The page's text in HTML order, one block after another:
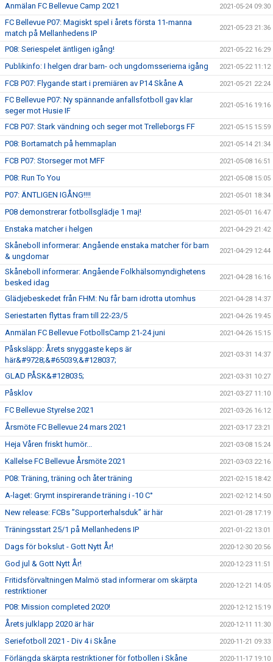
Anmälan FC Bellevue Camp 2021 2021-05-24 09:30
FC Bellevue P07: Magiskt spel i årets första 11-manna
match på Mellanhedens IP
2021-05-23 21:36
P08: Seriespelet äntligen igång! 2021-05-22 16:29
Publikinfo: I helgen drar barn- och ungdomsserierna igång 2021-05-22 11:12
FCB P07: Flygande start i premiären av P14 Skåne A 2021-05-21 22:24
FC Bellevue P07: Ny spännande anfallsfotboll gav klar
seger mot Husie IF
2021-05-16 19:16
FCB P07: Stark vändning och seger mot Trelleborgs FF 2021-05-15 15:59
P08: Bortamatch på hemmaplan 2021-05-14 21:34
FCB P07: Storseger mot MFF 2021-05-08 16:51
P08: Run To You 2021-05-08 15:05
P07: ÄNTLIGEN IGÅNG!!!! 2021-05-01 18:34
P08 demonstrerar fotbollsglädje 1 maj! 2021-05-01 16:47
Enstaka matcher i helgen 2021-04-29 21:42
Skåneboll informerar: Angående enstaka matcher för barn
& ungdomar
2021-04-29 12:44
Skåneboll informerar: Angående Folkhälsomyndighetens
besked idag
2021-04-28 16:16
Glädjebeskedet från FHM: Nu får barn idrotta utomhus 2021-04-28 14:37
Seriestarten flyttas fram till 22-23/5 2021-04-26 19:45
Anmälan FC Bellevue FotbollsCamp 21-24 juni 2021-04-26 15:15
Påsksläpp: Årets snyggaste keps är
här&#9728;&#65039;&#128037;
2021-03-31 14:37
GLAD PÅSK&#128035; 2021-03-31 10:27
Påsklov 2021-03-27 11:10
FC Bellevue Styrelse 2021 2021-03-26 16:12
Årsmöte FC Bellevue 24 mars 2021 2021-03-17 23:21
Heja Våren friskt humör... 2021-03-08 15:24
Kallelse FC Bellevue Årsmöte 2021 2021-03-03 22:16
P08: Träning, träning och åter träning 2021-02-15 18:42
A-laget: Grymt inspirerande träning i -10 C° 2021-02-12 14:50
New release: FCBs ”Supporterhalsduk” är här 2021-01-28 17:19
Träningsstart 25/1 på Mellanhedens IP 2021-01-22 13:01
Dags för bokslut - Gott Nytt År! 2020-12-30 20:56
God jul & Gott Nytt År! 2020-12-23 11:51
Fritidsförvaltningen Malmö stad informerar om skärpta
restriktioner
2020-12-21 14:05
P08: Mission completed 2020! 2020-12-12 15:19
Årets julklapp 2020 är här 2020-12-11 11:30
Seriefotboll 2021 - Div 4 i Skåne 2020-11-21 09:33
Förlängda skärpta restriktioner för fotbollen i Skåne 2020-11-17 19:10